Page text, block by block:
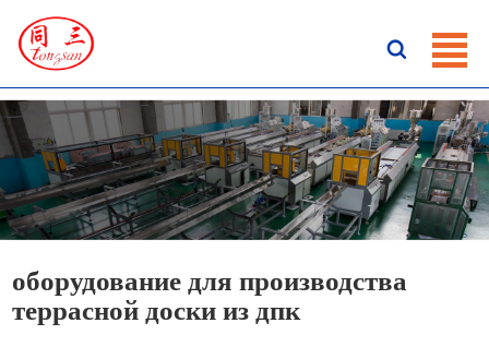

ГЛАВНАЯ
НОВОСТИ
О HАС
оборудование для производства
террасной доски из дпк